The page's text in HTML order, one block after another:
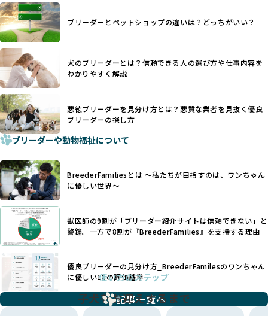
さらに、書類審査のみで掲載が許可されるサイトが多く、実
際の飼育環境やブリーダーの姿勢が見えにくい点も課題で
す。こうしたサイトでは、ブリーダーが記載する情報が主で
あり、実際の現場や日々のケアの状況がわからないため、営
利優先の「悪徳ブリーダー」が含まれるリスクが高まりま
す。
BreederFamiliesでは、ワンちゃんを大切にする「優良ブリ
ーダー」のみを紹介するために、法令を超えた独自の基準を
設け、ブリーダーの理念や飼育環境の厳格なチェックを行っ
ています。
一部の営利優先のブリーディングでは、母犬の出産負担を考
えずに大量繁殖が行われ、親犬が心身ともに疲弊するケース
が見られます。さらに、コストカットのために食事を減らし
たり、栄養のない食事を与える、適切な健康管理が行われな
いなど、ワンちゃんの健康と福祉が犠牲にされることも少な
くありません。
また、健康リスクが予測しづらいミックス犬の繁殖や、愛情
が行き届かない多頭飼育等も問題です。これらのブリーディ
ング手法は、ワンちゃんの福祉を無視し、利益のみを追求す
るブリーダーによるものが多く、消費者にとっても深刻な課
題となっています。
BreederFamiliesでは、こうしたワンちゃんに優しくないブ
リーディングをなくすため、すべてのワンちゃんを家族のよ
うに大切に飼育・繁殖を行っている「優良ブリーダー」のみ
ヨーロッパ諸国ではこうした処置が禁止されている一方で、
日本ではいまだ行われる場合があります。
優良ブリーダーは動物福祉を優先し、ワンちゃんの自然な姿
を大切にするため断尾・断耳を行いません。
一方、営利優先ブリーダーでは「見た目が良く売れやすい」
ことを理由に断尾や断耳を行うことがあり、中には麻酔なし
で処置するケースも見受けられます。
「耳やしっぽを切らない」詳細はこちら
犬種ごとに異なる健康リスクや育て方のポイントを理解し、
適切に対応するためには、深い知識と豊富な経験が欠かせま
せん。現在、犬種は200種類以上あり、それぞれに特有の健康
たとえば、パグは呼吸器系のトラブルを抱えやすく、ラブラ
ドール・レトリバーには股関節形成不全への注意が必要で
す。このような犬種ごとの違いを熟知し、適切なケアを提供
できるかどうかは、ブリーダーの専門性に大きく関わりま
す。
優良ブリーダーは、少数の犬種（一般的に3種以内）に絞って
繁殖を行い、各犬種の特徴を熟知しています。これにより、
犬種ごとの健康管理や繁殖において質の高いケアを提供する
ことが可能です。
一方、営利優先ブリーダーは流行や需要に応じて扱う犬種を
増やす傾向があり、犬種ごとに異なる健康問題や適切な育成
環境を十分に考慮しない場合があります。こうしたブリーダ
ブリーダーとペットショップの違いは？どっちがいい？
犬のブリーダーとは？信頼できる人の選び方や仕事内容を
わかりやすく解説
悪徳ブリーダーを見分け方とは？悪質な業者を見抜く優良
ブリーダーの探し方
ブリーダーや動物福祉について
BreederFamiliesとは 〜私たちが目指すのは、ワンちゃん
に優しい世界〜
獣医師の9割が「ブリーダー紹介サイトは信頼できない」と
警鐘。一方で8割が『BreederFamilies』を支持する理由
優良ブリーダーの見分け方_BreederFamilesのワンちゃん
に優しい18の評価基準
記事一覧へ
使い方のステップ
子犬をお迎えするまで